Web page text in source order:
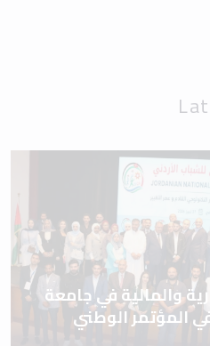
والمالية في جامعة
المؤتمر الوطني